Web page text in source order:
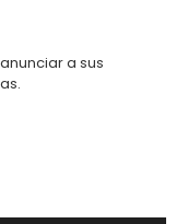
a sus